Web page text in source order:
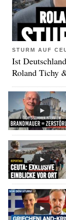
STURM AUF
Ist
Roland Tichy